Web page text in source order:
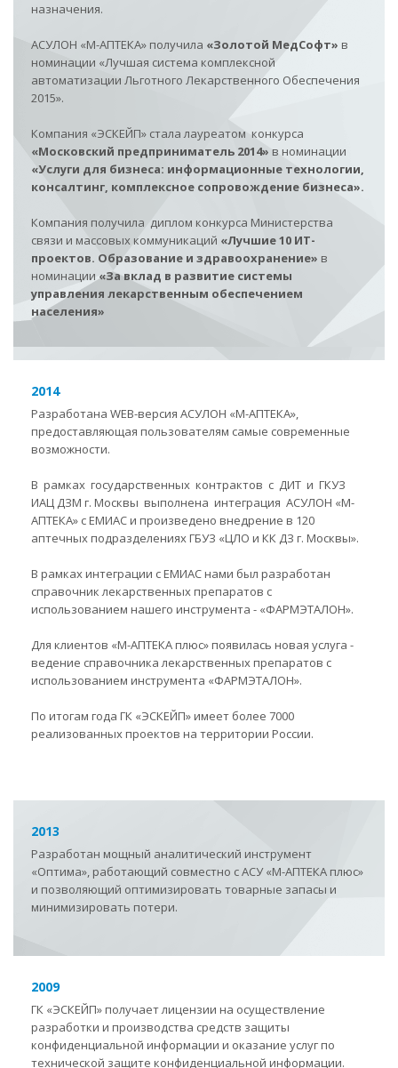
назначения.
АСУЛОН «М-АПТЕКА» получила «Золотой МедСофт» в
номинации «Лучшая система комплексной
автоматизации Льготного Лекарственного Обеспечения
2015».
Компания «ЭСКЕЙП» стала лауреатом конкурса
«Московский предприниматель 2014» в номинации
«Услуги для бизнеса: информационные технологии,
консалтинг, комплексное сопровождение бизнеса».
Компания получила диплом конкурса Министерства
связи и массовых коммуникаций «Лучшие 10 ИТ-
проектов. Образование и здравоохранение» в
номинации«За вклад в развитие системы
управления лекарственным обеспечением
населения»
2014
Разработана WEB-версия АСУЛОН «М-АПТЕКА»,
предоставляющая пользователям самые современные
возможности.
В рамках государственных контрактов с ДИТ и ГКУЗ
ИАЦ ДЗМ г. Москвы выполнена интеграция АСУЛОН «М-
АПТЕКА» с ЕМИАС и произведено внедрение в 120
аптечных подразделениях ГБУЗ «ЦЛО и КК ДЗ г. Москвы».
В рамках интеграции с ЕМИАС нами был разработан
справочник лекарственных препаратов с
использованием нашего инструмента - «ФАРМЭТАЛОН».
Для клиентов «М-АПТЕКА плюс» появилась новая услуга -
ведение справочника лекарственных препаратов с
использованием инструмента «ФАРМЭТАЛОН».
По итогам года ГК «ЭСКЕЙП» имеет более 7000
реализованных проектов на территории России.
2013
Разработан мощный аналитический инструмент
«Оптима», работающий совместно с АСУ «М-АПТЕКА плюс»
и позволяющий оптимизировать товарные запасы и
минимизировать потери.
2009
ГК «ЭСКЕЙП» получает лицензии на осуществление
разработки и производства средств защиты
конфиденциальной информации и оказание услуг по
технической защите конфиденциальной информации.